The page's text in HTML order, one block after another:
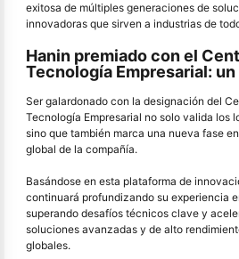
exitosa de múltiples generaciones de
innovadoras que sirven a industrias de
Hanin premiado con el
Tecnología Empresarial:
Ser galardonado con la designación del
Tecnología Empresarial no solo valida los
sino que también marca una nueva fase
global de la compañía.
Basándose en esta plataforma de
continuará profundizando su experiencia
superando desafíos técnicos clave y
soluciones avanzadas y de alto
globales.